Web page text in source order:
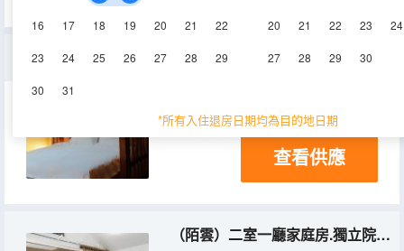
16 17 18 19 20 21 22
23 24 25 26 27 28 29
30 31
20 21 22 23 24
27 28 29 30
*所有入住退房日期均為目的地日期
（子衿）情侶大床房.院景+浴缸
30-35㎡ 1層 空調
查看供應
（陌雲）二室一廳家庭房.獨立院落.獨門獨院